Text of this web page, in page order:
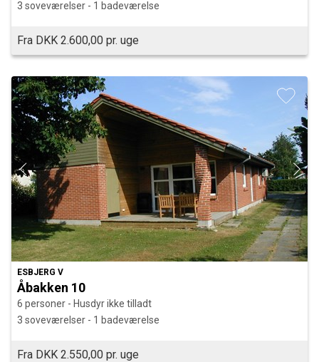
3 soveværelser - 1 badeværelse
Fra DKK 2.600,00 pr. uge
ESBJERG V
Åbakken 10
6 personer - Husdyr ikke tilladt
3 soveværelser - 1 badeværelse
Fra DKK 2.550,00 pr. uge